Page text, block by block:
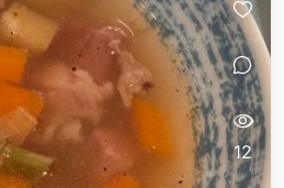
12